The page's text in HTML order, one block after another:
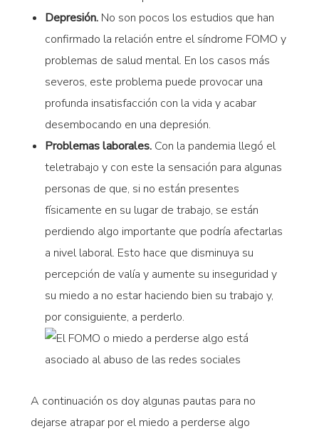
Depresión.No son pocos los estudios que han
confirmado la relación entre el síndrome FOMO y
problemas de salud mental. En los casos más
severos, este problema puede provocar una
profunda insatisfacción con la vida y acabar
desembocando en una depresión.
Problemas laborales.Con la pandemia llegó el
teletrabajo y con este la sensación para algunas
personas de que, si no están presentes
físicamente en su lugar de trabajo, se están
perdiendo algo importante que podría afectarlas
a nivel laboral. Esto hace que disminuya su
percepción de valía y aumente su inseguridad y
su miedo a no estar haciendo bien su trabajo y,
por consiguiente, a perderlo.
A continuación os doy algunas pautas para no
dejarse atrapar por el miedo a perderse algo